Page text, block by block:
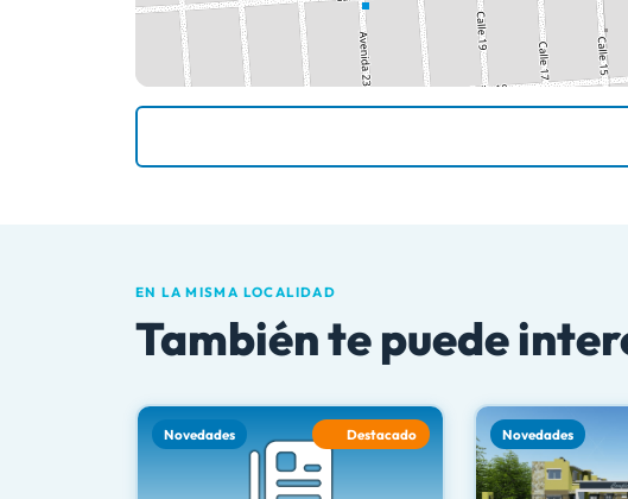
EN LA MISMA LOCALIDAD
También te puede
Novedades Destacado Novedades